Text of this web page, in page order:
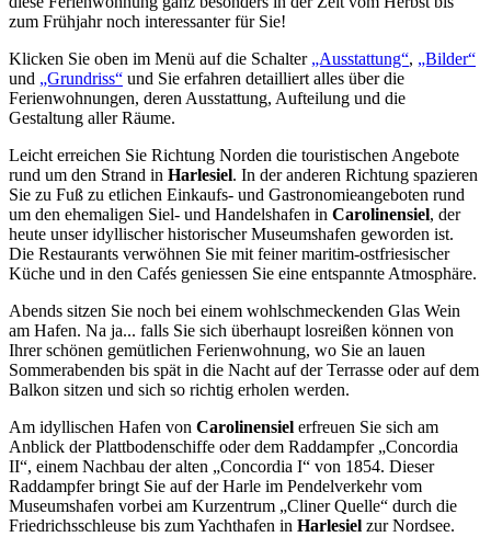
zum Frühjahr noch interessanter für Sie!
Klicken Sie oben im Menü auf die Schalter „Ausstattung“, „Bilder“
und „Grundriss“ und Sie erfahren detailliert alles über die
Ferienwohnungen, deren Ausstattung, Aufteilung und die
Gestaltung aller Räume.
Leicht erreichen Sie Richtung Norden die touristischen Angebote
rund um den Strand in Harlesiel. In der anderen Richtung spazieren
Sie zu Fuß zu etlichen Einkaufs- und Gastronomieangeboten rund
um den ehemaligen Siel- und Handelshafen in Carolinensiel, der
heute unser idyllischer historischer Museumshafen geworden ist.
Die Restaurants verwöhnen Sie mit feiner maritim-ostfriesischer
Küche und in den Cafés geniessen Sie eine entspannte Atmosphäre.
Abends sitzen Sie noch bei einem wohlschmeckenden Glas Wein
am Hafen. Na ja... falls Sie sich überhaupt losreißen können von
Ihrer schönen gemütlichen Ferienwohnung, wo Sie an lauen
Sommerabenden bis spät in die Nacht auf der Terrasse oder auf dem
Balkon sitzen und sich so richtig erholen werden.
Am idyllischen Hafen von Carolinensiel erfreuen Sie sich am
Anblick der Plattbodenschiffe oder dem Raddampfer „Concordia
II“, einem Nachbau der alten „Concordia I“ von 1854. Dieser
Raddampfer bringt Sie auf der Harle im Pendelverkehr vom
Museumshafen vorbei am Kurzentrum „Cliner Quelle“ durch die
Friedrichsschleuse bis zum Yachthafen in Harlesiel zur Nordsee.